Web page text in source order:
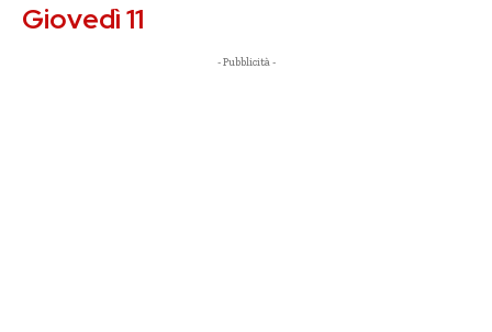
Giovedì 11
- Pubblicità -